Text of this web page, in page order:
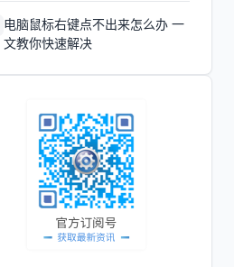
电脑鼠标右键点不出来怎么办 一
文教你快速解决